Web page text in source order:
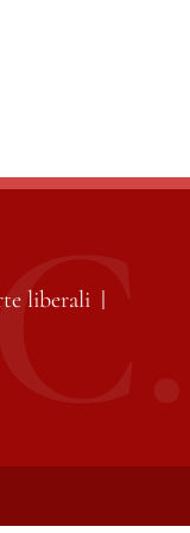
liberali